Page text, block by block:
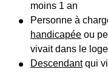
moins 1 an
Personne à
handicapée ou
vivait dans le
Descendantqui